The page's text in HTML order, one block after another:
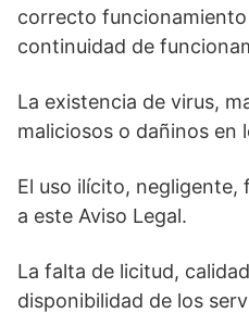
correcto
continuidad de
La existencia de virus,
maliciosos o dañinos en
El uso ilícito,
a este Aviso Legal.
La falta de licitud,
disponibilidad de los